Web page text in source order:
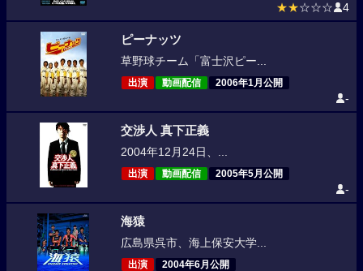
★★☆☆☆ 4
ピーナッツ
草野球チーム「富士沢ピー...
出演 動画配信 2006年1月公開
-
交渉人 真下正義
2004年12月24日、...
出演 動画配信 2005年5月公開
-
海猿
広島県呉市、海上保安大学...
出演 2004年6月公開